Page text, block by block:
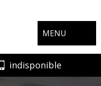
MENU
indisponible